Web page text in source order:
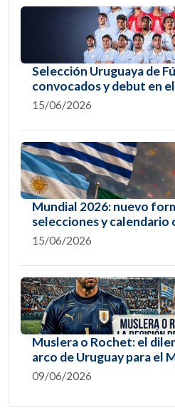
Selección Uruguaya de
convocados y debut en
15/06/2026
Mundial 2026: nuevo
selecciones y calendario
15/06/2026
Muslera o Rochet: el
arco de Uruguay para el
09/06/2026